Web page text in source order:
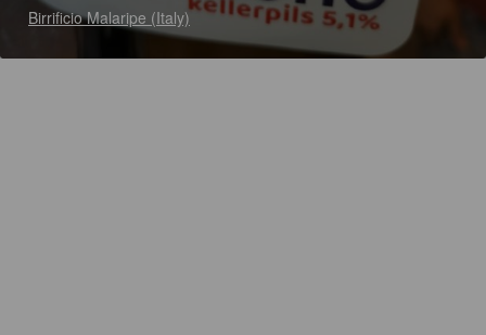
Birrificio Malaripe (Italy)